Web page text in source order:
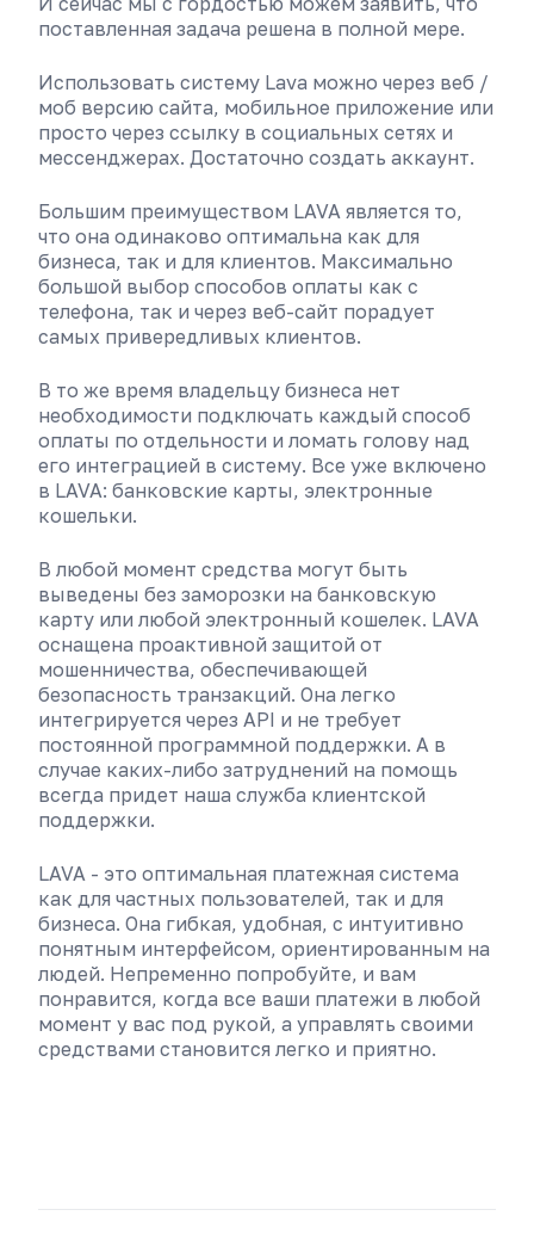
поставленная задача решена в полной мере.
Использовать систему Lava можно через веб /
моб версию сайта, мобильное приложение или
просто через ссылку в социальных сетях и
мессенджерах. Достаточно создать аккаунт.
Большим преимуществом LAVA является то,
что она одинаково оптимальна как для
бизнеса, так и для клиентов. Максимально
большой выбор способов оплаты как с
телефона, так и через веб-сайт порадует
самых привередливых клиентов.
В то же время владельцу бизнеса нет
необходимости подключать каждый способ
оплаты по отдельности и ломать голову над
его интеграцией в систему. Все уже включено
в LAVA: банковские карты, электронные
кошельки.
В любой момент средства могут быть
выведены без заморозки на банковскую
карту или любой электронный кошелек. LAVA
оснащена проактивной защитой от
мошенничества, обеспечивающей
безопасность транзакций. Она легко
интегрируется через API и не требует
постоянной программной поддержки. А в
случае каких-либо затруднений на помощь
всегда придет наша служба клиентской
поддержки.
LAVA - это оптимальная платежная система
как для частных пользователей, так и для
бизнеса. Она гибкая, удобная, с интуитивно
понятным интерфейсом, ориентированным на
людей. Непременно попробуйте, и вам
понравится, когда все ваши платежи в любой
момент у вас под рукой, а управлять своими
средствами становится легко и приятно.